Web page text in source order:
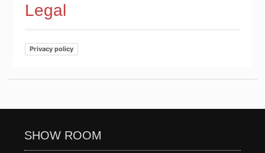
Legal
Privacy policy
SHOW ROOM